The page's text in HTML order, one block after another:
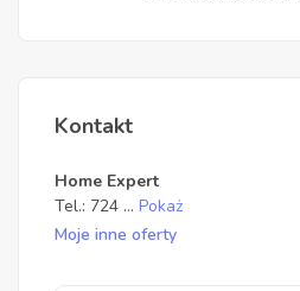
Kontakt
Home Expert
Tel.: 724 ... Pokaż
Moje inne oferty